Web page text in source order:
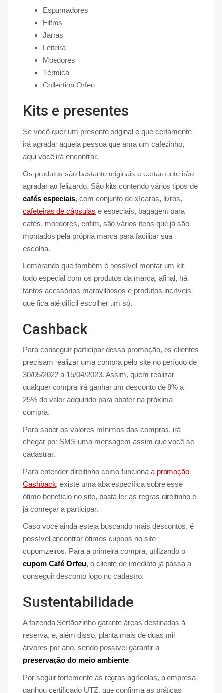
Espumadores
Filtros
Jarras
Leiteira
Moedores
Térmica
Collection Orfeu
Kits e presentes
Se você quer um presente original e que certamente
irá agradar aquela pessoa que ama um cafezinho,
aqui você irá encontrar.
Os produtos são bastante originais e certamente irão
agradar ao felizardo. São kits contendo vários tipos de
cafés especiais, com conjunto de xícaras, livros,
cafeteiras de cápsulas e especiais, bagagem para
cafés, moedores, enfim, são vários itens que já são
montados pela própria marca para facilitar sua
escolha.
Lembrando que também é possível montar um kit
todo especial com os produtos da marca, afinal, há
tantos acessórios maravilhosos e produtos incríveis
que fica até difícil escolher um só.
Cashback
Para conseguir participar dessa promoção, os clientes
precisam realizar uma compra pelo site no período de
30/05/2022 a 15/04/2023. Assim, quem realizar
qualquer compra irá ganhar um desconto de 8% a
25% do valor adquirido para abater na próxima
compra.
Para saber os valores mínimos das compras, irá
chegar por SMS uma mensagem assim que você se
cadastrar.
Para entender direitinho como funciona a promoção
Cashback, existe uma aba específica sobre esse
ótimo benefício no site, basta ler as regras direitinho e
já começar a participar.
Caso você ainda esteja buscando mais descontos, é
possível encontrar ótimos cupons no site
cupomzeiros. Para a primeira compra, utilizando o
cupom Café Orfeu, o cliente de imediato já passa a
conseguir desconto logo no cadastro.
Sustentabilidade
A fazenda Sertãozinho garante áreas destinadas à
reserva, e, além disso, planta mais de duas mil
árvores por ano, sendo possível garantir a
preservação do meio ambiente.
Por seguir fortemente as regras agrícolas, a empresa
ganhou certificado UTZ, que confirma as práticas